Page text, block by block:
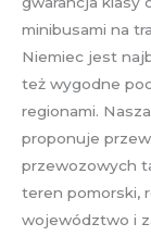
minibusami na
Niemiec jest
też wygodne
regionami.
proponuje
przewozowych
teren pomorski,
województwo i